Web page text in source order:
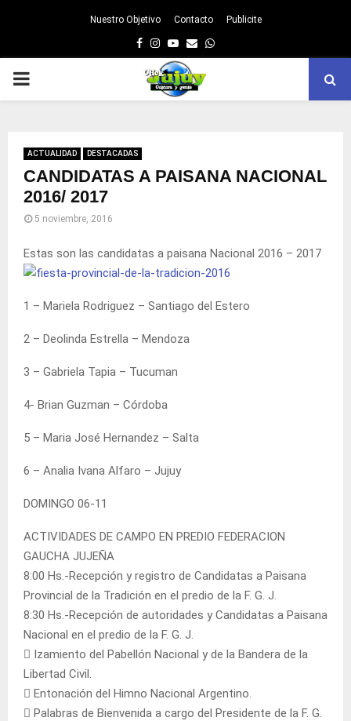
Nuestro Objetivo Contacto Publicite
Facebook
Instagram
Youtube
EmailWhatsapp
PRIMARY
ACTUALIDAD DESTACADAS
CANDIDATAS A PAISANA NACIONAL
2016/ 2017
5 noviembre, 2016
Estas son las candidatas a paisana Nacional 2016 – 2017
1 – Mariela Rodriguez – Santiago del Estero
2 – Deolinda Estrella – Mendoza
3 – Gabriela Tapia – Tucuman
4- Brian Guzman – Córdoba
5 – Maria José Hernandez – Salta
6 – Analia Ivana Alfaro – Jujuy
DOMINGO 06-11
ACTIVIDADES DE CAMPO EN PREDIO FEDERACION
GAUCHA JUJEÑA
8:00 Hs.-Recepción y registro de Candidatas a Paisana
Provincial de la Tradición en el predio de la F. G. J.
8:30 Hs.-Recepción de autoridades y Candidatas a Paisana
Nacional en el predio de la F. G. J.
 Izamiento del Pabellón Nacional y de la Bandera de la
Libertad Civil.
 Entonación del Himno Nacional Argentino.
 Palabras de Bienvenida a cargo del Presidente de la F. G.